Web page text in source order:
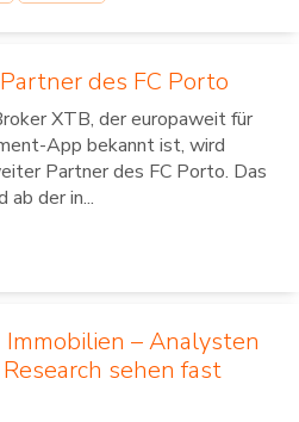
des FC Porto
XTB, der europaweit für
App bekannt ist, wird
Partner des FC Porto. Das
der in...
Immobilien – Analysten
sehen fast